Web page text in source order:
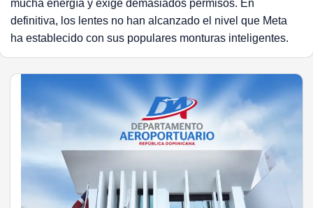
mucha energía y exige demasiados permisos. En
definitiva, los lentes no han alcanzado el nivel que Meta
ha establecido con sus populares monturas inteligentes.